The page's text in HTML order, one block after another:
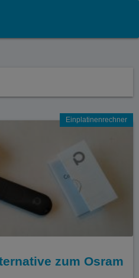
Einplatinenrechner
zum Osram